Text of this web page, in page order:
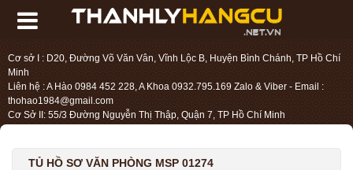
Cơ sở I : D20, Đường Võ Văn Vân, Vĩnh Lộc B, Huyện Bình Chánh, TP Hồ Chí
Minh
Liên hệ : A Hào 0984 452 228, A Khoa 0932.795.169 Zalo & Viber - Email :
thohao1984@gmail.com
Cơ Sở II: 55/3 Đường Nguyễn Thị Thập, Quận 7, TP Hồ Chí Minh
TỦ HỒ SƠ VĂN PHÒNG MSP 01274